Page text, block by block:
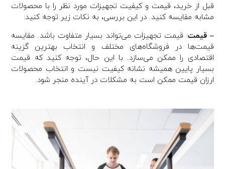
قبل از خرید، قیمت و کیفیت تجهیزات مورد نظر را با محصولات
مشابه مقایسه کنید. در این بررسی، به نکات زیر توجه کنید:
– قیمت: قیمت تجهیزات می‌تواند بسیار متفاوت باشد. مقایسه
قیمت‌ها در فروشگاه‌های مختلف و انتخاب بهترین گزینه
اقتصادی را ممکن می‌سازد. با این حال، توجه کنید که قیمت
بسیار پایین همیشه نشانه کیفیت نیست و انتخاب محصولات
ارزان قیمت ممکن است به مشکلات در آینده منجر شود.